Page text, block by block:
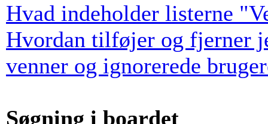
Hvad indeholder listerne
Hvordan tilføjer og fjerner
venner og ignorerede
Søgning i boardet